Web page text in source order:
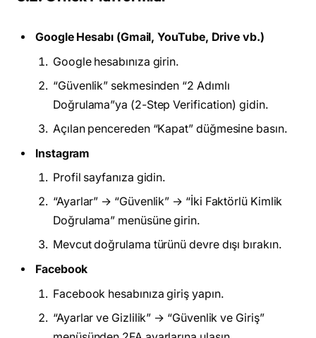
Google Hesabı (Gmail, YouTube, Drive vb.)
Google hesabınıza girin.
“Güvenlik” sekmesinden “2 Adımlı
Doğrulama”ya (2-Step Verification) gidin.
Açılan pencereden “Kapat” düğmesine basın.
Instagram
Profil sayfanıza gidin.
“Ayarlar” → “Güvenlik” → “İki Faktörlü Kimlik
Doğrulama” menüsüne girin.
Mevcut doğrulama türünü devre dışı bırakın.
Facebook
Facebook hesabınıza giriş yapın.
“Ayarlar ve Gizlilik” → “Güvenlik ve Giriş”